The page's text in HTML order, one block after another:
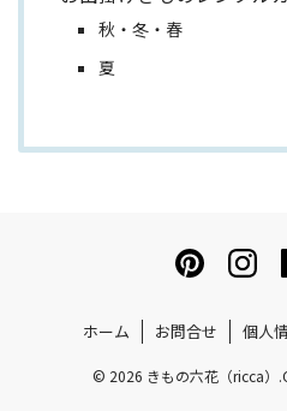
秋・冬・春
夏
ホーム お問合せ 個人
© 2026 きもの六花（ricca）